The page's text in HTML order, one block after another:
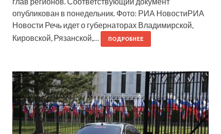
опубликован в понедельник. Фото: РИА НовостиРИА
Новости Речь идет о губернаторах Владимирской,
Кировской, Рязанской,…
ПОДРОБНЕЕ